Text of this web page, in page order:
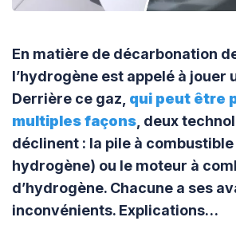
En matière de décarbonation
l’hydrogène est appelé à jouer
Derrière ce gaz, qui peut être
multiples façons , deux
déclinent : la pile à
hydrogène) ou le moteur à
d’hydrogène. Chacune a ses
inconvénients. Explications…